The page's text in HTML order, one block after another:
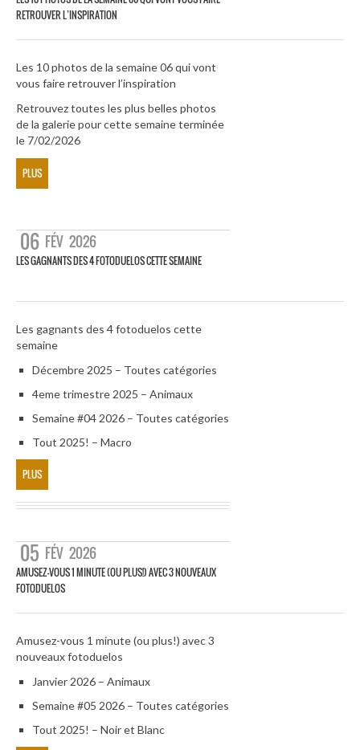
RETROUVER L’INSPIRATION
Les 10 photos de la semaine 06 qui vont
vous faire retrouver l’inspiration
Retrouvez toutes les plus belles photos
de la galerie pour cette semaine terminée
le 7/02/2026
PLUS
06 FÉV 2026
LES GAGNANTS DES 4 FOTODUELOS CETTE SEMAINE
Les gagnants des 4 fotoduelos cette
semaine
Décembre 2025 – Toutes catégories
4eme trimestre 2025 – Animaux
Semaine #04 2026 – Toutes catégories
Tout 2025! – Macro
PLUS
05 FÉV 2026
AMUSEZ-VOUS 1 MINUTE (OU PLUS!) AVEC 3 NOUVEAUX
FOTODUELOS
Amusez-vous 1 minute (ou plus!) avec 3
nouveaux fotoduelos
Janvier 2026 – Animaux
Semaine #05 2026 – Toutes catégories
Tout 2025! – Noir et Blanc